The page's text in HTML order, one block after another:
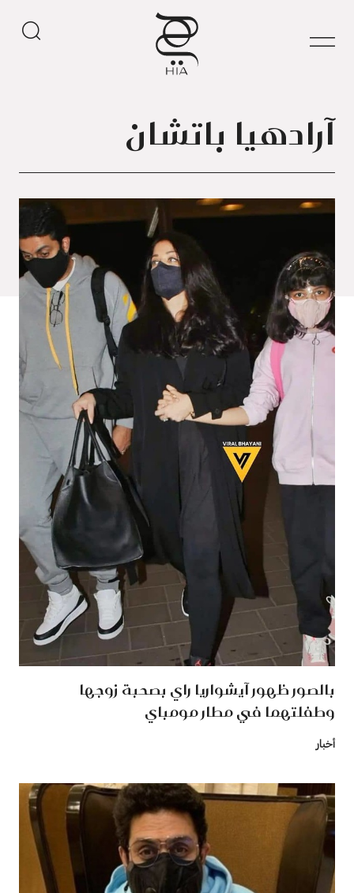
آرادهيا باتشان
بالصور ظهور آيشواريا راي بصحبة زوجها
وطفلتهما في مطار مومباي
أخبار